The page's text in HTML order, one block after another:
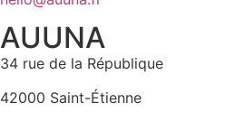
AUUNA
34 rue de la République
42000 Saint-Étienne